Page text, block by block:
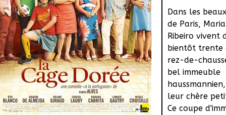
Dans les
de Paris,
Ribeiro vivent
bientôt trente
rez-de-
bel immeuble
leur chère
Ce coupe